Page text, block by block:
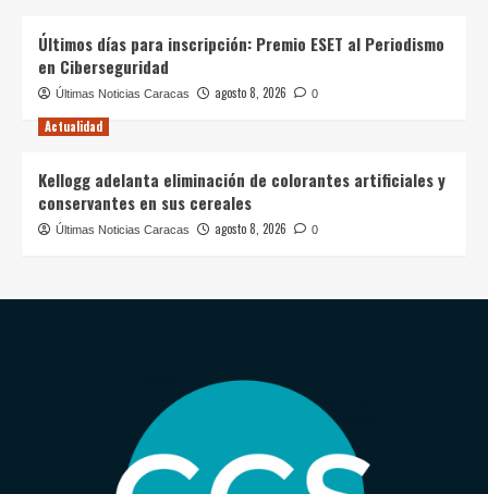
Últimos días para inscripción: Premio ESET al Periodismo
en Ciberseguridad
Últimas Noticias Caracas agosto 8, 2026 0
Actualidad
Kellogg adelanta eliminación de colorantes artificiales y
conservantes en sus cereales
Últimas Noticias Caracas agosto 8, 2026 0